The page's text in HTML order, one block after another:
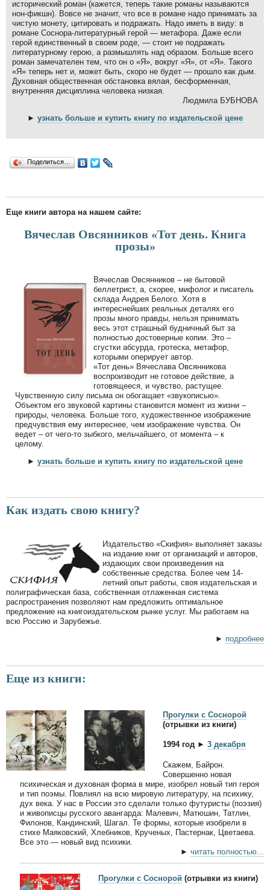
исторический роман (кажется, теперь такие романы называются
нон-фикшн). Вовсе не значит, что все в романе надо принимать за
чистую монету, цитировать и подражать. Надо иметь в виду: в
романе Соснора-литературный герой — метафора. Даже если
герой единственный в своем роде, — стоит не подражать
литературному герою, а размышлять над образом. Больше всего
роман замечателен тем, что он о «Я», вокруг «Я», от «Я». Такого
«Я» теперь нет и, может быть, скоро не будет — прошло как дым.
Духовная общественная обстановка вялая, бесформенная,
внутренняя дисциплина человека низкая.
Людмила БУБНОВА
► узнать больше и купить книгу по издательской цене
Поделиться…
Еще книги автора на нашем сайте:
Вячеслав Овсянников «Тот день. Книга
прозы»
Вячеслав Овсянников – не бытовой
беллетрист, а, скорее, мифолог и писатель
склада Андрея Белого. Хотя в
интереснейших реальных деталях его
прозы много правды, нельзя принимать
весь этот страшный будничный быт за
полностью достоверные копии. Это –
сгустки абсурда, гротеска, метафор,
которыми оперирует автор.
«Тот день» Вячеслава Овсянникова
воспроизводит не готовое действие, а
готовящееся, и чувство, растущее.
Чувственную силу письма он обогащает «звукописью».
Объектом его звуковой картины становится момент из жизни –
природы, человека. Больше того, художественное изображение
предчувствия ему интереснее, чем изображение чувства. Он
ведет – от чего-то зыбкого, мельчайшего, от момента – к
целому.
► узнать больше и купить книгу по издательской цене
Как издать свою книгу?
Издательство «Скифия» выполняет заказы
на издание книг от организаций и авторов,
издающих свои произведения на
собственные средства. Более чем 14-
летний опыт работы, своя издательская и
полиграфическая база, собственная отлаженная система
распространения позволяют нам предложить оптимальное
предложение на книгоиздательском рынке услуг. Мы работаем на
всю Россию и Зарубежье.
► подробнее
Еще из книги:
Прогулки с Соснорой
(отрывки из книги)
1994 год ► 3 декабря
Скажем, Байрон.
Совершенно новая
психическая и духовная форма в мире, изобрел новый тип героя
и тип поэмы. Повлиял на всю мировую литературу, на психику,
дух века. У нас в России это сделали только футуристы (поэзия)
и живописцы русского авангарда: Малевич, Матюшин, Татлин,
Филонов, Кандинский, Шагал. Те формы, которые изобрели в
стихе Маяковский, Хлебников, Крученых, Пастернак, Цветаева.
Все это — новый вид психики.
► читать полностью...
Прогулки с Соснорой (отрывки из книги)